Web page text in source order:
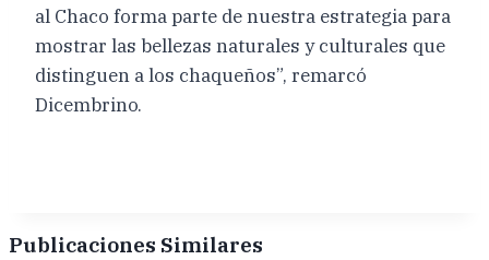
al Chaco forma parte de nuestra estrategia para
mostrar las bellezas naturales y culturales que
distinguen a los chaqueños”, remarcó
Dicembrino.
Publicaciones Similares